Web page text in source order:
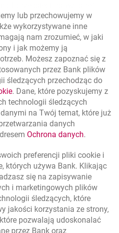
10
otwiera się w nowej karcie
karcie
lub przechowujemy w
wykorzystywane inne
nam zrozumieć, w jaki
i jak możemy ją
Możesz zapoznać się z
przez Bank plików
śledzących przechodząc do
link otwiera się w nowym oknie
. Dane, które pozyskujemy z
technologii śledzących
na Twój temat, które już
danych
Ochrona danychlink
.
preferencji pliki cookie i
których używa Bank. Klikając
się na zapisywanie
i marketingowych plików
śledzących, które
jakości korzystania ze strony,
pozwalają udoskonalać
przez Bank oraz